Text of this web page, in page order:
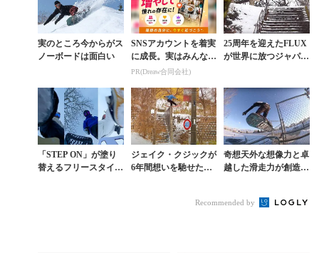
実のところ今からがス
ノーボードは面白い
SNSアカウントを着実
に成長。実はみんなコ
コ使ってます。
PR(Dreaw合同会社)
25周年を迎えたFLUX
が世界に放つジャパン
「STEP ON」が塗り
替えるフリースタイル
ジェイク・クジックが
6年間想いを馳せた日
奇想天外な想像力と卓
越した滑走力が創造し
Recommended by